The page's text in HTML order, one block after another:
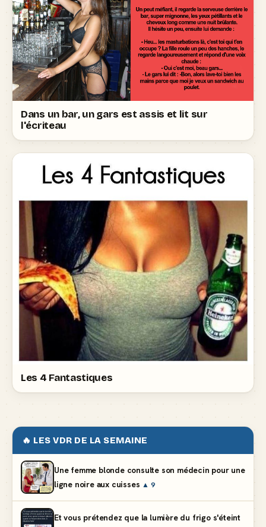
Dans un bar, un gars est assis et lit sur
l'écriteau
Les 4 Fantastiques
🔥 LES VDR DE LA SEMAINE
Une femme blonde consulte son médecin pour une
ligne noire aux cuisses ▲ 9
Et vous prétendez que la lumière du frigo s'éteint